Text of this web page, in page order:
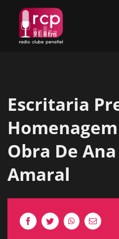
content
Escritaria
Obra De
Amaral